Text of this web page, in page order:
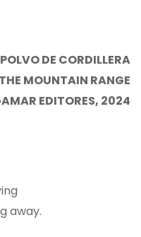
POLVO DE CORDILLERA
MOUNTAIN RANGE
EDITORES, 2024
away.